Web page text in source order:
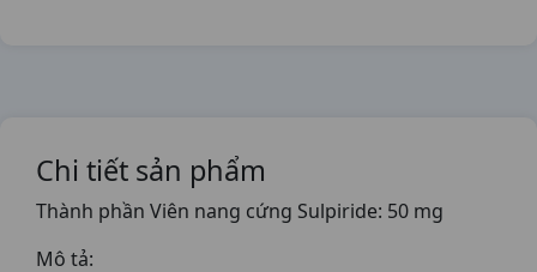
Chi tiết sản phẩm
Thành phần Viên nang cứng Sulpiride: 50 mg
Mô tả: